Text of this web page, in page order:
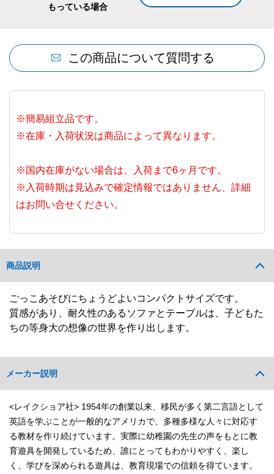
もっている場合
この商品について質問する
※簡易組立品です。
※在庫・入荷状況は商品によって異なります。
※国内在庫がない場合は、入荷まで6ヶ月です。
※入荷時期は見込みで確定情報ではありません、詳細
はお問い合せください。
商品説明
ごっこあそびにちょうどよいコンパクトサイズです。
質感があり、耐久性のあるソファとテーブルは、子どもた
ちの等身大の想像の世界を作り出します。
メーカー説明
<レイクショア社> 1954年の創業以来、移民が多く第二言語として
英語を学ぶことが一般的なアメリカで、多種多様な人々に対応す
る教材を作り続けています。実際に幼稚園の先生の声をもとに教
育遊具を開発しているため、誰にとってもわかりやすく、楽し
く、学びを深められる遊具は、教育現場での信頼を得ています。